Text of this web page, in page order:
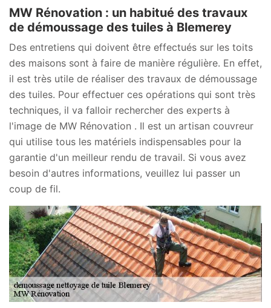
MW Rénovation : un habitué des travaux
de démoussage des tuiles à Blemerey
Des entretiens qui doivent être effectués sur les toits
des maisons sont à faire de manière régulière. En effet,
il est très utile de réaliser des travaux de démoussage
des tuiles. Pour effectuer ces opérations qui sont très
techniques, il va falloir rechercher des experts à
l'image de MW Rénovation . Il est un artisan couvreur
qui utilise tous les matériels indispensables pour la
garantie d'un meilleur rendu de travail. Si vous avez
besoin d'autres informations, veuillez lui passer un
coup de fil.